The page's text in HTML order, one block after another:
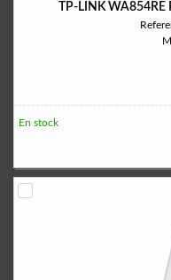
TP-LINK
En stock